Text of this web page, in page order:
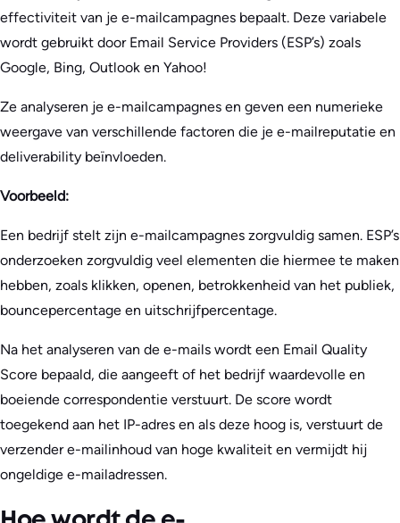
effectiviteit van je e-mailcampagnes bepaalt. Deze variabele
wordt gebruikt door Email Service Providers (ESP’s) zoals
Google, Bing, Outlook en Yahoo!
Ze analyseren je e-mailcampagnes en geven een numerieke
weergave van verschillende factoren die je e-mailreputatie en
deliverability beïnvloeden.
Voorbeeld:
Een bedrijf stelt zijn e-mailcampagnes zorgvuldig samen. ESP’s
onderzoeken zorgvuldig veel elementen die hiermee te maken
hebben, zoals klikken, openen, betrokkenheid van het publiek,
bouncepercentage en uitschrijfpercentage.
Na het analyseren van de e-mails wordt een Email Quality
Score bepaald, die aangeeft of het bedrijf waardevolle en
boeiende correspondentie verstuurt. De score wordt
toegekend aan het IP-adres en als deze hoog is, verstuurt de
verzender e-mailinhoud van hoge kwaliteit en vermijdt hij
ongeldige e-mailadressen.